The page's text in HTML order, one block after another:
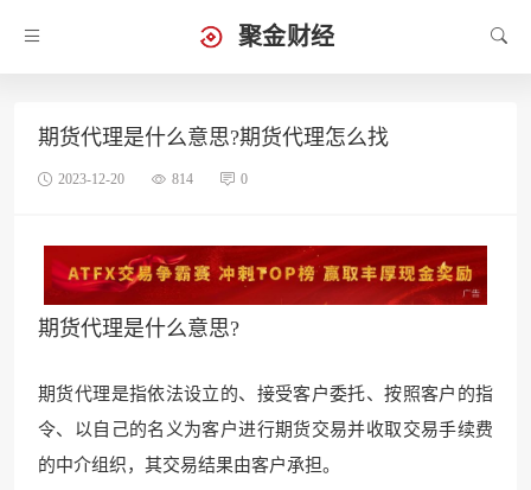
聚金财经
期货代理是什么意思?期货代理怎么找
2023-12-20 814 0
期货代理是什么意思?
期货代理是指依法设立的、接受客户委托、按照客户的指
令、以自己的名义为客户进行期货交易并收取交易手续费
的中介组织，其交易结果由客户承担。